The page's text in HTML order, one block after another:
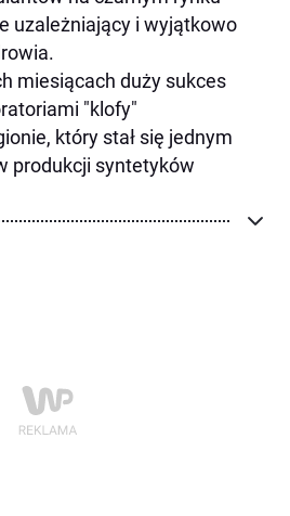
uzależniający i wyjątkowo
miesiącach duży sukces
"klofy"
który stał się jednym
produkcji syntetyków